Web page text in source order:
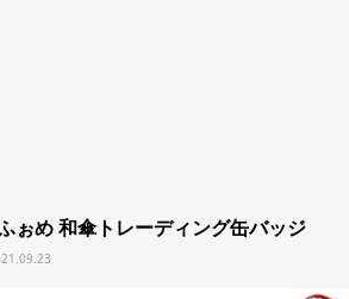
ぉめ 和傘トレーディング缶バッジ